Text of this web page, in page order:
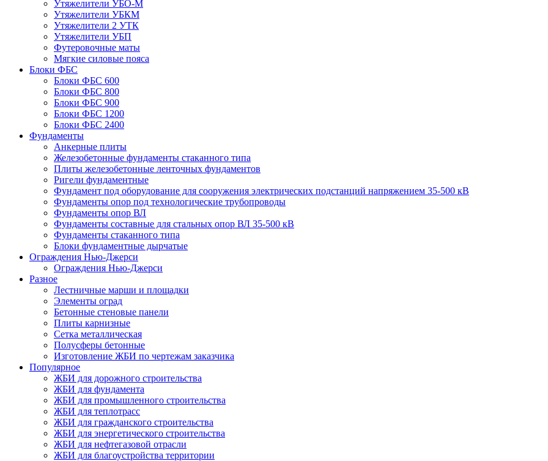
Утяжелители УБО-М
Утяжелители УБКМ
Утяжелители 2 УТК
Утяжелители УБП
Футеровочные маты
Мягкие силовые пояса
Блоки ФБС
Блоки ФБС 600
Блоки ФБС 800
Блоки ФБС 900
Блоки ФБС 1200
Блоки ФБС 2400
Фундаменты
Анкерные плиты
Железобетонные фундаменты стаканного типа
Плиты железобетонные ленточных фундаментов
Ригели фундаментные
Фундамент под оборудование для сооружения электрических подстанций напряжением 35-500 кВ
Фундаменты опор под технологические трубопроводы
Фундаменты опор ВЛ
Фундаменты составные для стальных опор ВЛ 35-500 кВ
Фундаменты стаканного типа
Блоки фундаментные дырчатые
Ограждения Нью-Джерси
Ограждения Нью-Джерси
Разное
Лестничные марши и площадки
Элементы оград
Бетонные стеновые панели
Плиты карнизные
Сетка металлическая
Полусферы бетонные
Изготовление ЖБИ по чертежам заказчика
Популярное
ЖБИ для дорожного строительства
ЖБИ для фундамента
ЖБИ для промышленного строительства
ЖБИ для теплотрасс
ЖБИ для гражданского строительства
ЖБИ для энергетического строительства
ЖБИ для нефтегазовой отрасли
ЖБИ для благоустройства территории